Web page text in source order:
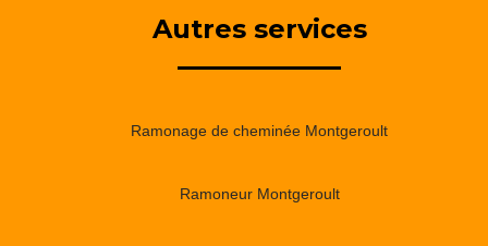
Autres services
Ramonage de cheminée Montgeroult
Ramoneur Montgeroult